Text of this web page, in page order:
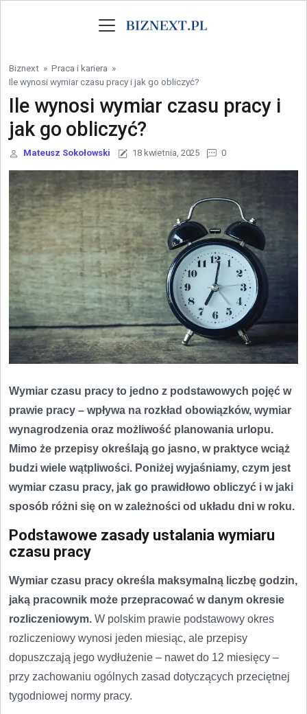
Biznext » Praca i kariera »
Ile wynosi wymiar czasu pracy i jak go obliczyć?
Ile wynosi wymiar czasu pracy i
jak go obliczyć?
Mateusz Sokołowski 18 kwietnia, 2025 0
Wymiar czasu pracy to jedno z podstawowych pojęć w
prawie pracy – wpływa na rozkład obowiązków, wymiar
wynagrodzenia oraz możliwość planowania urlopu.
Mimo że przepisy określają go jasno, w praktyce wciąż
budzi wiele wątpliwości. Poniżej wyjaśniamy, czym jest
wymiar czasu pracy, jak go prawidłowo obliczyć i w jaki
sposób różni się on w zależności od układu dni w roku.
Podstawowe zasady ustalania wymiaru
czasu pracy
Wymiar czasu pracy określa maksymalną liczbę godzin,
jaką pracownik może przepracować w danym okresie
rozliczeniowym. W polskim prawie podstawowy okres
rozliczeniowy wynosi jeden miesiąc, ale przepisy
dopuszczają jego wydłużenie – nawet do 12 miesięcy –
przy zachowaniu ogólnych zasad dotyczących przeciętnej
tygodniowej normy pracy.